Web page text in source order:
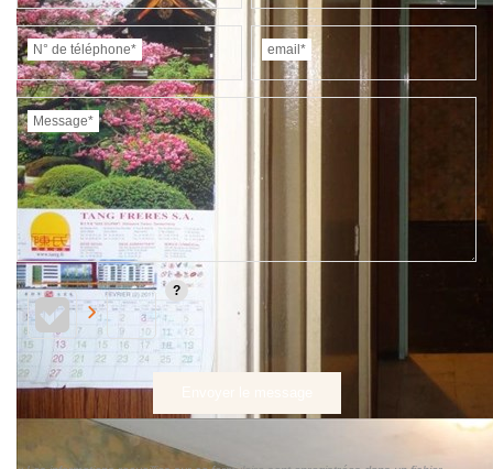
N° de téléphone* email*
Message*